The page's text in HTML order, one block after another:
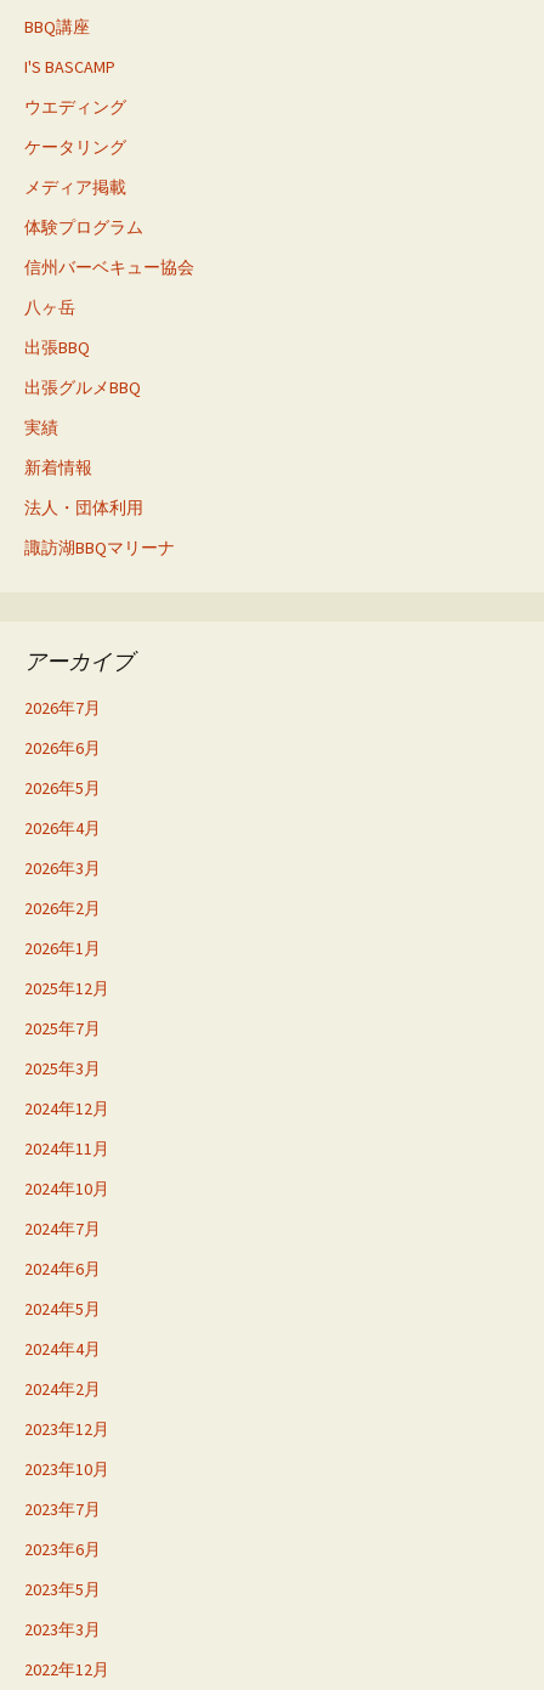
BBQ講座
I'S BASCAMP
ウエディング
ケータリング
メディア掲載
体験プログラム
信州バーベキュー協会
八ヶ岳
出張BBQ
出張グルメBBQ
実績
新着情報
法人・団体利用
諏訪湖BBQマリーナ
アーカイブ
2026年7月
2026年6月
2026年5月
2026年4月
2026年3月
2026年2月
2026年1月
2025年12月
2025年7月
2025年3月
2024年12月
2024年11月
2024年10月
2024年7月
2024年6月
2024年5月
2024年4月
2024年2月
2023年12月
2023年10月
2023年7月
2023年6月
2023年5月
2023年3月
2022年12月